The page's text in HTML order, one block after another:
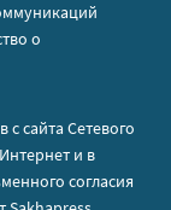
о
сайта Сетевого
и в
согласия